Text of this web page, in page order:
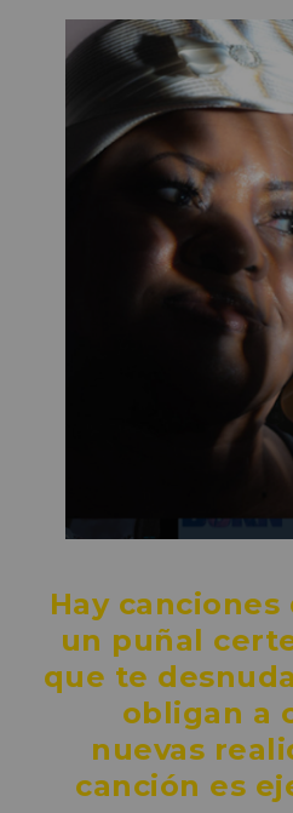
Hay
un puñal
que te
obligan a
nuevas
canción es